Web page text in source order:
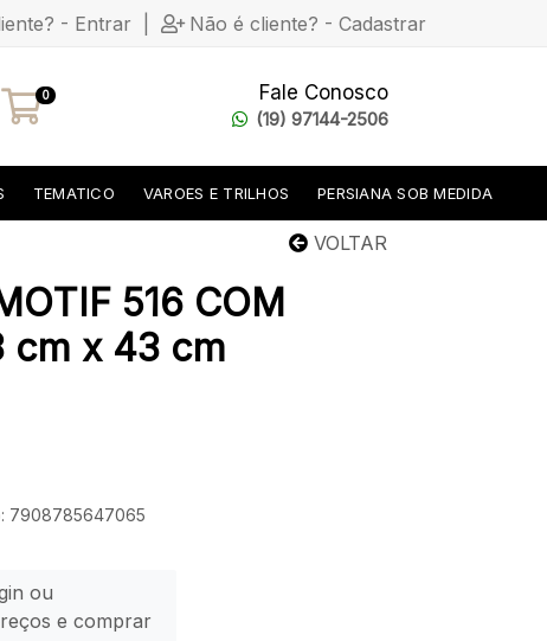
- Entrar Não é cliente? - Cadastrar
0 Fale Conosco
(19) 97144-2506
TEMATICO VAROES E TRILHOS PERSIANA SOB MEDIDA
VOLTAR
516 COM
cm x 43 cm
7908785647065
ou
e comprar